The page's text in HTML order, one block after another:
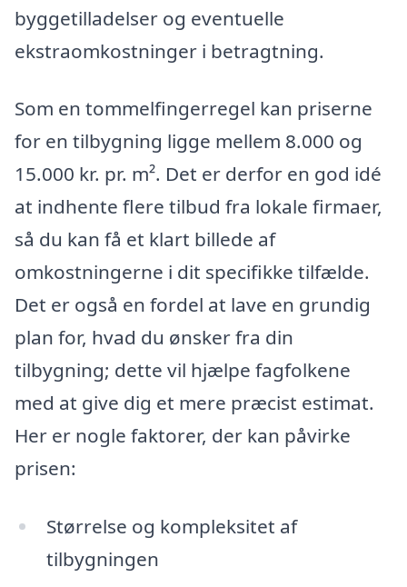
byggetilladelser og eventuelle
ekstraomkostninger i betragtning.
Som en tommelfingerregel kan priserne
for en tilbygning ligge mellem 8.000 og
15.000 kr. pr. m². Det er derfor en god idé
at indhente flere tilbud fra lokale firmaer,
så du kan få et klart billede af
omkostningerne i dit specifikke tilfælde.
Det er også en fordel at lave en grundig
plan for, hvad du ønsker fra din
tilbygning; dette vil hjælpe fagfolkene
med at give dig et mere præcist estimat.
Her er nogle faktorer, der kan påvirke
prisen:
Størrelse og kompleksitet af
tilbygningen